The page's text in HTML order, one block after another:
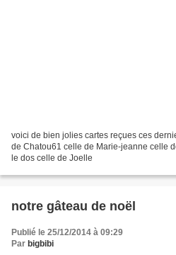
voici de bien jolies cartes reçues ces
de Chatou61 celle de Marie-jeanne celle
le dos celle de Joelle
notre gâteau de noël
Publié le 25/12/2014 à 09:29
Par bigbibi